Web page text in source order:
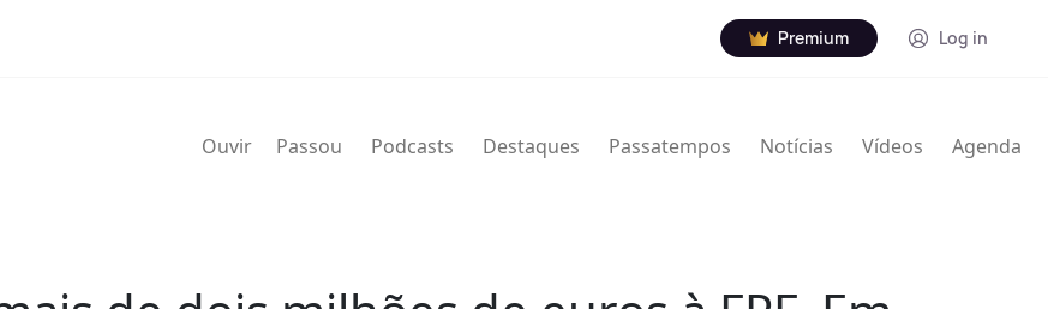
Premium Log in
Ouvir Passou Podcasts Destaques Passatempos Notícias Vídeos Agenda